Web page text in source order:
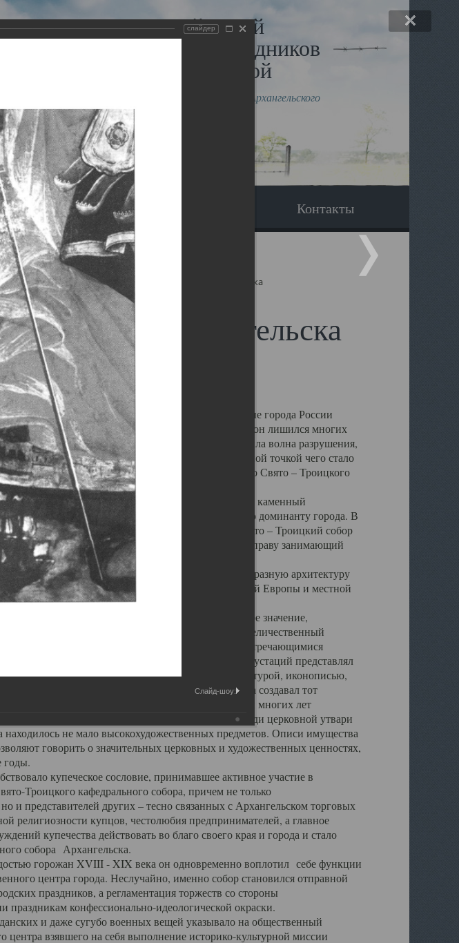
Виртуальный музей
Новомучеников и исповедников
Земли Архангельской
Сайт создан по благословлению митрополита Архангельского
и Холмогорского Даниила
Галерея Контакты
Архангельска Свято-Троицкий собор Архангельска
собор Архангельска
в большей мере, чем другие губернские города России
разрушений, в результате которых он лишился многих
Больше всего по старому Архангельску ударила волна разрушения,
особую силу в конце 20 –х годов. Отправной точкой чего стало
архангельской губернии - ансамбля кафедрального Свято – Троицкого
в центре Архангельска, величественный каменный
превратился в зрительную и градостроительную доминанту города. В
было равных на Севере. Вплоть до разрушения Свято – Троицкий собор
из городских строений Архангельска, по праву занимающий
в градостроительной картине Архангельска.
соборов России воплотил в себе яркую и своеобразную архитектуру
в ней архитектурными течениями России, Западной Европы и местной
зодчества.
собора, вполне оправдывали его кафедральное значение,
культовых построек города. Обширный и величественный
ионического стиля, с единственными нигде не встречающимися
и множеством резных, символических инкрустаций представлял
ценность. В совокупности же с живописью, скульптурой, иконописью,
церковной утвари интерьер Троицкого храма создавал тот
декоративного убранства собора, на протяжении многих лет
посетителей. В соборной ризнице, библиотеке, среди церковной утвари
находилось не мало высокохудожественных предметов. Описи имущества
говорить о значительных церковных и художественных ценностях,
годы.
купеческое сословие, принимавшее активное участие в
Троицкого кафедрального собора, причем не только
и представителей других – тесно связанных с Архангельском торговых
религиозности купцов, честолюбия предпринимателей, а главное
купечества действовать во благо своего края и города и стало
собора Архангельска.
горожан XVIII - XIX века он одновременно воплотил себе функции
центра города. Неслучайно, именно собор становился отправной
праздников, а регламентация торжеств со стороны
праздникам конфессионально-идеологической окраски.
и даже сугубо военных вещей указывало на общественный
центра взявшего на себя выполнение историко-культурной миссии
слайдер
Слайд-шоу: